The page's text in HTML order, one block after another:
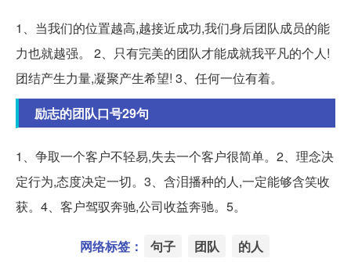
1、当我们的位置越高,越接近成功,我们身后团队成员的能
力也就越强。 2、只有完美的团队才能成就我平凡的个人!
团结产生力量,凝聚产生希望! 3、任何一位有着。
励志的团队口号29句
1、争取一个客户不轻易,失去一个客户很简单。2、理念决
定行为,态度决定一切。3、含泪播种的人,一定能够含笑收
获。4、客户驾驭奔驰,公司收益奔驰。5。
网络标签： 句子 团队 的人